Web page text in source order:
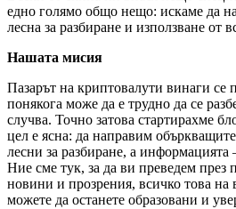
едно голямо общо нещо: искаме да
лесна за разбиране и използване от
Нашата мисия
Пазарът на криптовалути винаги се
понякога може да е трудно да се
случва. Точно затова стартирахме
цел е ясна: да направим
лесни за разбиране, а информацията
Ние сме тук, за да ви преведем през
новини и прозрения, всичко това на
можете да останете образовани и